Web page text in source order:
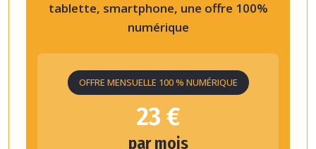
tablette, smartphone, une offre 100%
numérique
OFFRE MENSUELLE 100 % NUMÉRIQUE
23 €
par mois